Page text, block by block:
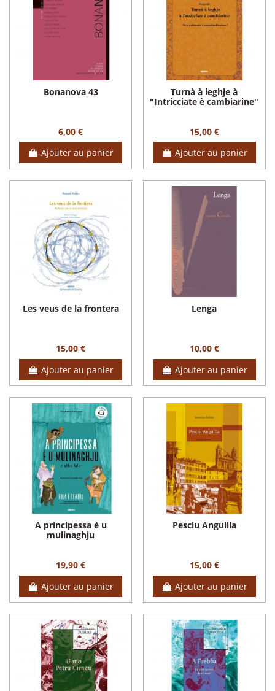
Bonanova 43
6,00 €
Ajouter au panier
Turnà à leghje à
"Intricciate è cambiarine"
15,00 €
Ajouter au panier
Les veus de la frontera
15,00 €
Ajouter au panier
Lenga
10,00 €
Ajouter au panier
A principessa è u
mulinaghju
19,90 €
Ajouter au panier
Pesciu Anguilla
15,00 €
Ajouter au panier